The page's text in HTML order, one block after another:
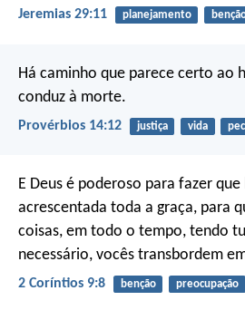
Jeremias 29:11 planejamento
Há caminho que parece certo ao
conduz à morte.
Provérbios 14:12 justiça vida
E Deus é poderoso para fazer que
acrescentada toda a graça, para
coisas, em todo o tempo, tendo
necessário, vocês transbordem
2 Coríntios 9:8 benção preocupação